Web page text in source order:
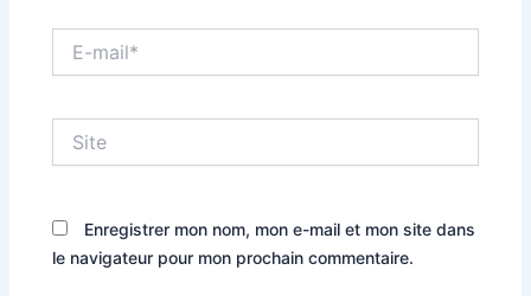
mail*
Enregistrer mon nom, mon e-mail et mon site dans
le navigateur pour mon prochain commentaire.